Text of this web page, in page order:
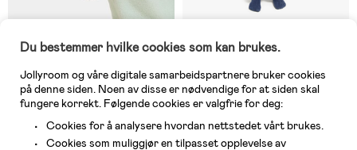
Didriksons Pileglove Fôrede
Regnvotter, Navy
209 kr
Veil. Pris: 229 kr
Nordbjörn Amhult Fleecesett,
Blå
269 kr
Du bestemmer hvilke cookies som kan brukes.
Jollyroom og våre digitale samarbeidspartnere bruker cookies
på denne siden. Noen av disse er nødvendige for at siden skal
fungere korrekt. Følgende cookies er valgfrie for deg:
Cookies for å analysere hvordan nettstedet vårt brukes.
Cookies som muliggjør en tilpasset opplevelse av